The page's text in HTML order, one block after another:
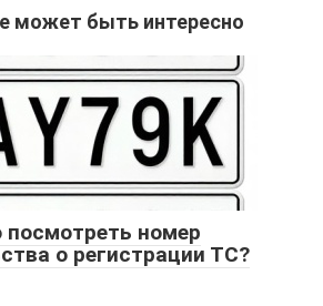
может быть интересно
номер
о регистрации ТС?